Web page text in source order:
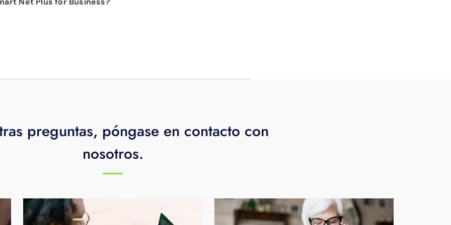
redes seguras a través de la aplicación WorkPass
de datos ni tarifas adicionales.
preguntas, póngase en contacto con
nosotros.